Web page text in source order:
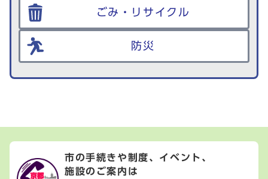
ごみ・リサイクル
防災
市の手続きや制度、イベント、
施設のご案内は